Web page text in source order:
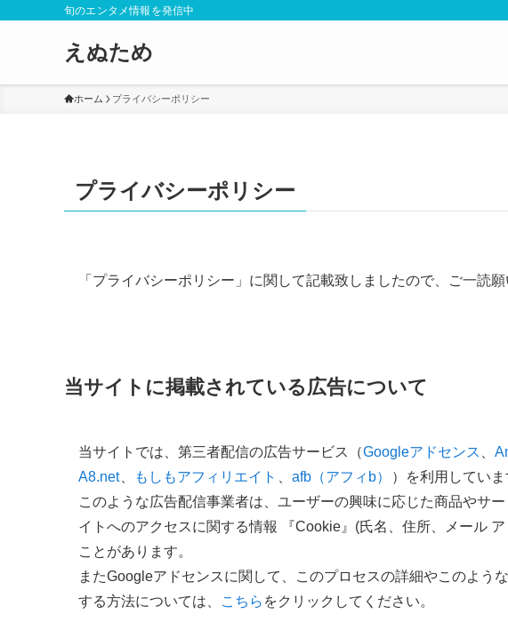
旬のエンタメ情報を発信中
えぬため
ホーム プライバシーポリシー
プライバシーポリシー
「プライバシーポリシー」に関して記載致しましたので、ご一読願
当サイトに掲載されている広告について
当サイトでは、第三者配信の広告サービス（Googleアドセンス
A8.net
もしもアフィリエイト afb（アフィb）
）を利用していま
このような広告配信事業者は、ユーザーの興味に応じた商品やサ
イトへのアクセスに関する情報 『Cookie』(氏名、住所、メール
ことがあります。
またGoogleアドセンスに関して、このプロセスの詳細やこのよう
する方法については、
こちら をクリックしてください。